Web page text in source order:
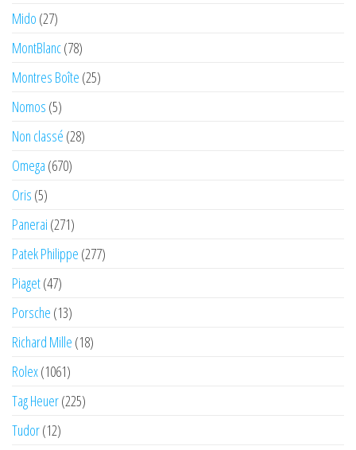
Mido (27)
MontBlanc(78)
Montres Boîte (25)
Nomos (5)
Non classé (28)
Omega (670)
Oris (5)
Panerai (271)
Patek Philippe (277)
Piaget(47)
Porsche (13)
Richard Mille (18)
Rolex(1061)
Tag Heuer(225)
Tudor(12)